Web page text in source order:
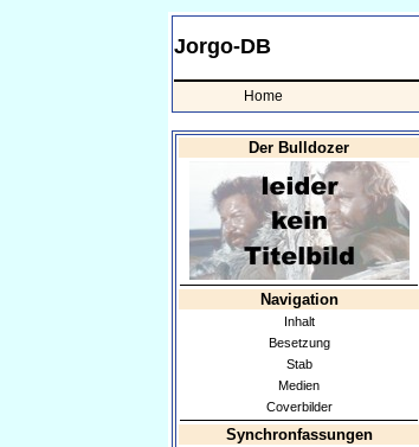
Jorgo-DB
Home
Der Bulldozer
Navigation
Inhalt
Besetzung
Stab
Medien
Coverbilder
Synchronfassungen